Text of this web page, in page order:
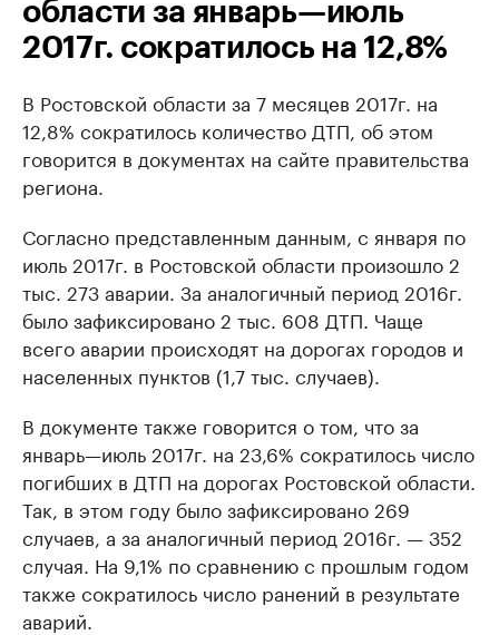
области за январь—июль
2017г. сократилось на 12,8%
В Ростовской области за 7 месяцев 2017г. на
12,8% сократилось количество ДТП, об этом
говорится в документах на сайте правительства
региона.
Согласно представленным данным, с января по
июль 2017г. в Ростовской области произошло 2
тыс. 273 аварии. За аналогичный период 2016г.
было зафиксировано 2 тыс. 608 ДТП. Чаще
всего аварии происходят на дорогах городов и
населенных пунктов (1,7 тыс. случаев).
В документе также говорится о том, что за
январь—июль 2017г. на 23,6% сократилось число
погибших в ДТП на дорогах Ростовской области.
Так, в этом году было зафиксировано 269
случаев, а за аналогичный период 2016г. — 352
случая. На 9,1% по сравнению с прошлым годом
также сократилось число ранений в результате
аварий.